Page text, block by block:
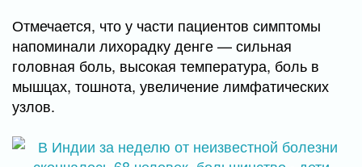
Отмечается, что у части пациентов симптомы
напоминали лихорадку денге — сильная
головная боль, высокая температура, боль в
мышцах, тошнота, увеличение лимфатических
узлов.